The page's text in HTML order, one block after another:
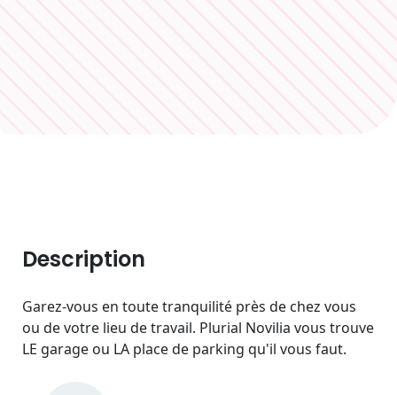
Description
Garez-vous en toute tranquilité près de chez vous
ou de votre lieu de travail. Plurial Novilia vous trouve
LE garage ou LA place de parking qu'il vous faut.